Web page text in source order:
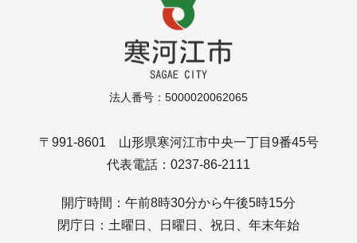
法人番号：5000020062065
〒991-8601 山形県寒河江市中央一丁目9番45号
代表電話：0237-86-2111
開庁時間：午前8時30分から午後5時15分
閉庁日：土曜日、日曜日、祝日、年末年始